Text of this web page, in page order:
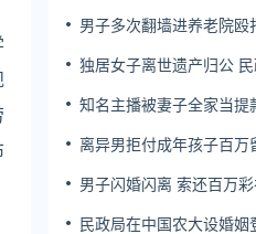
男子多次翻墙进养老院殴
独居女子离世遗产归公
知名主播被妻子全家当提
离异男拒付成年孩子百万
男子闪婚闪离 索还百万
民政局在中国农大设婚姻